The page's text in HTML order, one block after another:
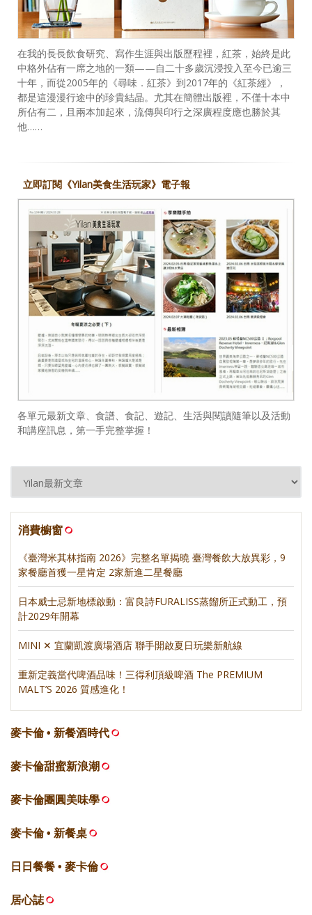
在我的長長飲食研究、寫作生涯與出版歷程裡，紅茶，始終是此
中格外佔有一席之地的一類——自二十多歲沉浸投入至今已逾三
十年，而從2005年的《尋味．紅茶》到2017年的《紅茶經》，
都是這漫漫行途中的珍貴結晶。尤其在簡體出版裡，不僅十本中
所佔有二，且兩本加起來，流傳與印行之深廣程度應也勝於其
他……
立即訂閱《Yilan美食生活玩家》電子報
各單元最新文章、食譜、食記、遊記、生活與閱讀隨筆以及活動
和講座訊息，第一手完整掌握！
消費櫥窗
《臺灣米其林指南 2026》完整名單揭曉 臺灣餐飲大放異彩，9
家餐廳首獲一星肯定 2家新進二星餐廳
日本威士忌新地標啟動：富良詩FURALISS蒸餾所正式動工，預
計2029年開幕
MINI ✕ 宜蘭凱渡廣場酒店 聯手開啟夏日玩樂新航線
重新定義當代啤酒品味！三得利頂級啤酒 The PREMIUM
MALT’S 2026 質感進化！
麥卡倫 • 新餐酒時代
麥卡倫甜蜜新浪潮
麥卡倫團圓美味學
麥卡倫 • 新餐桌
日日餐餐 • 麥卡倫
居心誌